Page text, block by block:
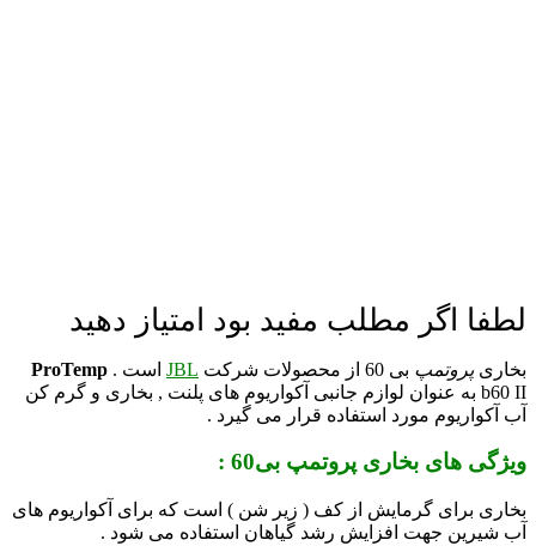
لطفا اگر مطلب مفید بود امتیاز دهید
بخاریپروتمپ بی 60 از محصولات شرکت JBL است . ProTemp
b60 II به عنوان لوازم جانبی آکواریوم های پلنت , بخاری و گرم کن
آب آکواریوم مورد استفاده قرار می گیرد .
ویژگی های بخاری پروتمپ بی60 :
بخاری برای گرمایش از کف ( زیر شن ) است که برای آکواریوم های
آب شیرین جهت افزایش رشد گیاهان استفاده می شود .